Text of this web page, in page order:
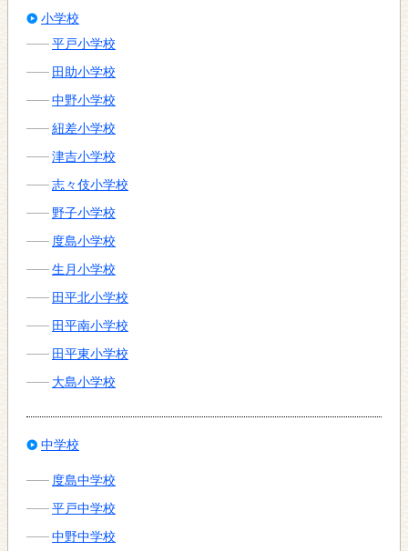
小学校
平戸小学校
田助小学校
中野小学校
紐差小学校
津吉小学校
志々伎小学校
野子小学校
度島小学校
生月小学校
田平北小学校
田平南小学校
田平東小学校
大島小学校
中学校
度島中学校
平戸中学校
中野中学校